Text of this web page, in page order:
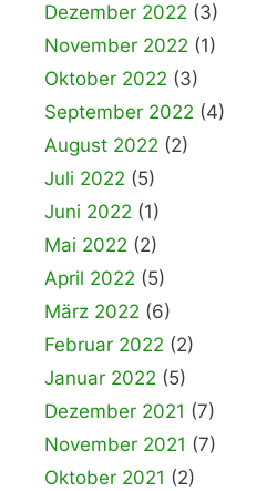
Dezember 2022 (3)
November 2022 (1)
Oktober 2022 (3)
September 2022 (4)
August 2022 (2)
Juli 2022 (5)
Juni 2022 (1)
Mai 2022 (2)
April 2022 (5)
März 2022 (6)
Februar 2022 (2)
Januar 2022 (5)
Dezember 2021 (7)
November 2021 (7)
Oktober 2021 (2)